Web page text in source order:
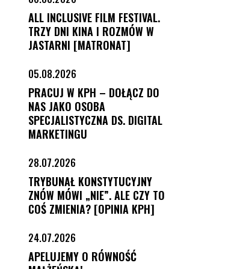
ALL INCLUSIVE FILM FESTIVAL.
TRZY DNI KINA I ROZMÓW W
JASTARNI [MATRONAT]
05.08.2026
PRACUJ W KPH – DOŁĄCZ DO
NAS JAKO OSOBA
SPECJALISTYCZNA DS. DIGITAL
MARKETINGU
28.07.2026
TRYBUNAŁ KONSTYTUCYJNY
ZNÓW MÓWI „NIE”. ALE CZY TO
COŚ ZMIENIA? [OPINIA KPH]
24.07.2026
APELUJEMY O RÓWNOŚĆ